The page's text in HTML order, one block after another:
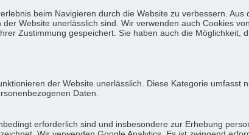
beim Navigieren durch die Website zu verbessern.
Website unerlässlich sind. Wir verwenden auch Cookies
Zustimmung gespeichert. Sie haben auch die
der Website unerlässlich. Diese Kategorie
Daten.
erforderlich sind und insbesondere zur Erhebung